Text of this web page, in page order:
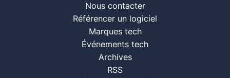
Nous contacter
Référencer un logiciel
Marques tech
Événements tech
Archives
RSS